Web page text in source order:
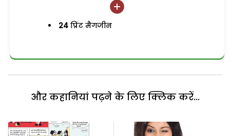
24 प्रिंट मैगजीन
और कहानियां पढ़ने के लिए क्लिक करें...